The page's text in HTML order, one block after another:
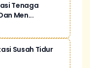
Tenaga
Men...
Susah Tidur